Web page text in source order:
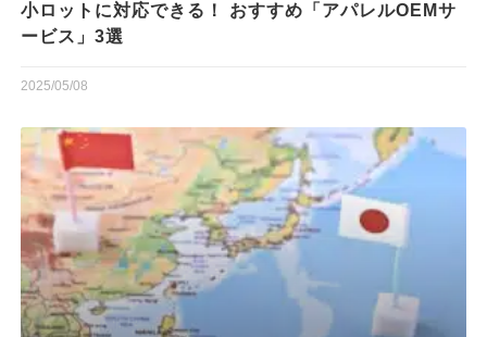
小ロットに対応できる！ おすすめ「アパレルOEMサ
ービス」3選
2025/05/08